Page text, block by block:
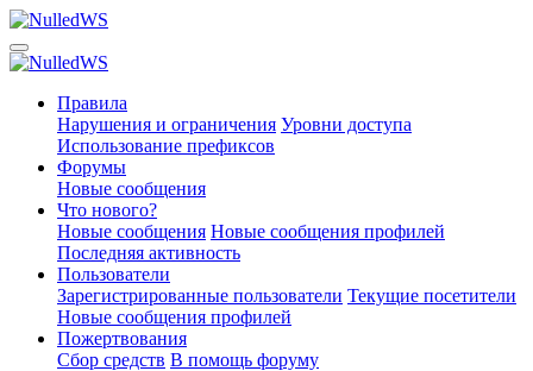
Правила
Нарушения и ограничения Уровни доступа
Использование префиксов
Форумы
Новые сообщения
Что нового?
Новые сообщения Новые сообщения профилей
Последняя активность
Пользователи
Зарегистрированные пользователи Текущие посетители
Новые сообщения профилей
Пожертвования
Сбор средств В помощь форуму